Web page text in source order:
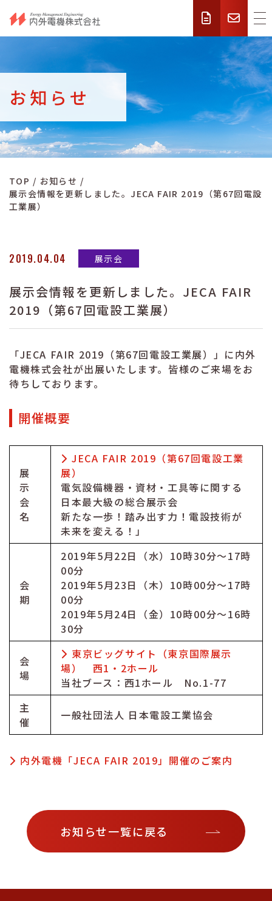
お知らせ
TOP
お知らせ
展示会情報を更新しました。JECA FAIR 2019（第67回電設
工業展）
2019.04.04 展示会
展示会情報を更新しました。JECA FAIR
2019（第67回電設工業展）
「JECA FAIR 2019（第67回電設工業展）」に内外
電機株式会社が出展いたします。皆様のご来場をお
待ちしております。
開催概要
展
示
会
名
JECA FAIR 2019（第67回電設工業
展）
電気設備機器・資材・工具等に関する
日本最大級の総合展示会
新たな一歩！踏み出す力！電設技術が
未来を変える！」
会
期
2019年5月22日（水）10時30分～17時
00分
2019年5月23日（木）10時00分～17時
00分
2019年5月24日（金）10時00分～16時
30分
会
場
東京ビッグサイト（東京国際展示
場） 西1・2ホール
当社ブース：西1ホール No.1-77
主
催
一般社団法人 日本電設工業協会
内外電機「JECA FAIR 2019」開催のご案内
お知らせ一覧に戻る